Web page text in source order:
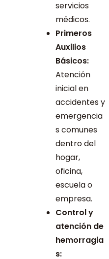
servicios
médicos.
Primeros
Auxilios
Básicos:
Atención
inicial en
accidentes y
emergencia
s comunes
dentro del
hogar,
oficina,
escuela o
empresa.
Control y
atención de
hemorragia
s: